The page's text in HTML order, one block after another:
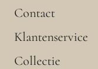
Contact
Klantenservice
Collectie